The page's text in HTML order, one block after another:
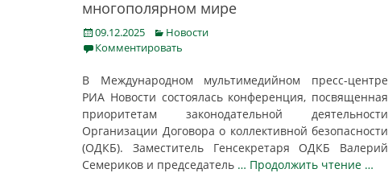
многополярном мире
Posted
on
09.12.2025 Categories
Новости
Комментировать
В Международном мультимедийном пресс-центре
РИА Новости состоялась конференция, посвященная
приоритетам законодательной деятельности
Организации Договора о коллективной безопасности
(ОДКБ). Заместитель Генсекретаря ОДКБ Валерий
Семериков и председатель … Продолжить чтение …